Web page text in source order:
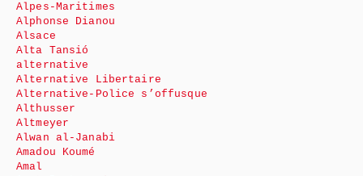
Alpes-Maritimes
Alphonse Dianou
Alsace
Alta Tansió
alternative
Alternative Libertaire
Alternative-Police s’offusque
Althusser
Altmeyer
Alwan al-Janabi
Amadou Koumé
Amal